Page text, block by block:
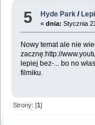
5 Hyde Park /
«dnia: Stycznia
Nowy temat ale nie
zacznę:http://
lepiej bez-... bo no
filmiku.
Strony: [1]